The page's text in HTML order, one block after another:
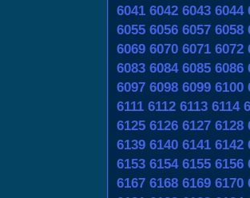
6041 6042 6043 6044
6055 6056 6057 6058
6069 6070 6071 6072
6083 6084 6085 6086
6097 6098 6099 6100
6111 6112 6113 6114
6125 6126 6127 6128
6139 6140 6141 6142
6153 6154 6155 6156
6167 6168 6169 6170